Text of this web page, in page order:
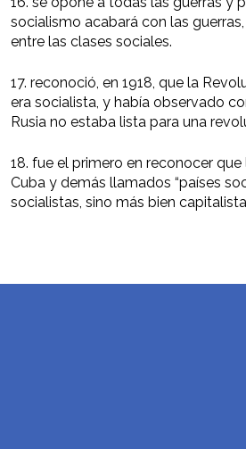
socialismo acabará con las guerras,
entre las clases sociales.
17. reconoció, en 1918, que la
era socialista, y había observado
Rusia no estaba lista para una
18. fue el primero en reconocer que
Cuba y demás llamados “países
socialistas, sino más bien